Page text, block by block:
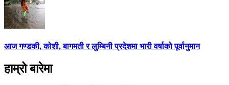
आज गण्डकी, कोशी, बागमती र लुम्बिनी प्रदेशमा भारी वर्षाको पूर्वानुमान
हाम्रो बारेमा